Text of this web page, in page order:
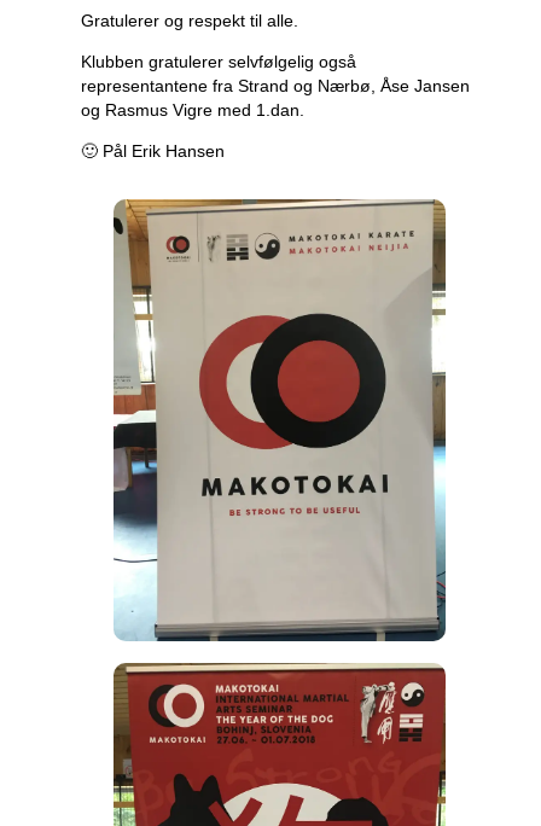
Gratulerer og respekt til alle.
Klubben gratulerer selvfølgelig også
representantene fra Strand og Nærbø, Åse Jansen
og Rasmus Vigre med 1.dan.
🙂 Pål Erik Hansen